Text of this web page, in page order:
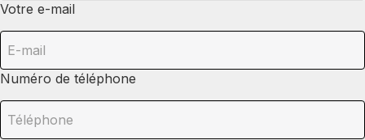
Votre e-mail
Numéro de téléphone